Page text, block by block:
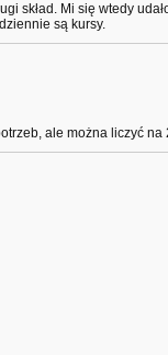
skład. Mi się wtedy
są kursy.
ale można liczyć na